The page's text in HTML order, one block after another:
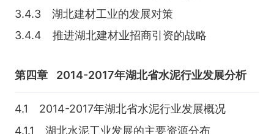
3.4.3 湖北建材工业的发展对策
3.4.4 推进湖北建材业招商引资的战略
第四章 2014-2017年湖北省水泥行业发展分析
4.1 2014-2017年湖北省水泥行业发展概况
4.1.1 湖北水泥工业发展的主要资源分布